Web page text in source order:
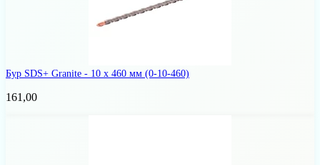
Бур SDS+ Granite - 10 х 460 мм (0-10-460)
161,00